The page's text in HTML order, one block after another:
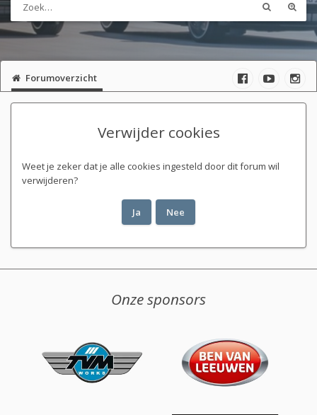
Forumoverzicht
Verwijder cookies
Weet je zeker dat je alle cookies ingesteld door dit forum wil
verwijderen?
Onze sponsors